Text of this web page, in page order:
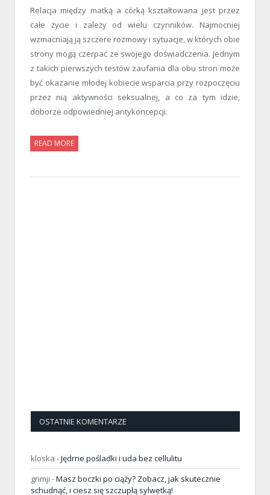
Relacja między matką a córką kształtowana jest przez
całe życie i zależy od wielu czynników. Najmocniej
wzmacniają ją szczere rozmowy i sytuacje, w których obie
strony mogą czerpać ze swojego doświadczenia. Jednym
z takich pierwszych testów zaufania dla obu stron może
być okazanie młodej kobiecie wsparcia przy rozpoczęciu
przez nią aktywności seksualnej, a co za tym idzie,
doborze odpowiedniej antykoncepcji.
READ MORE
OSTATNIE KOMENTARZE
kloska -Jędrne pośladki i uda bez cellulitu
grimji -Masz boczki po ciąży? Zobacz, jak skutecznie
schudnąć, i ciesz się szczupłą sylwetką!